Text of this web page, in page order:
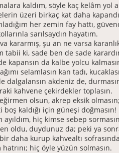
kaldım, söyle kaç kelâm yol
üzeri birkaç kat daha
her zemin fay hattı,
sarılsaydın hayatım.
kararmış, şu an ne varsa
tabii ki, sade ben de sade
kapansın da kalbe yolcu
selamlasın kan tadı,
dalgalansın akdeniz de,
kahvene çekirdekler toplasın.
olsun, akrep eksik
boş kaldığı için güneşi doğmasın!
ayıldım, hiç kimse sebep
oldu, duydunuz da; peki ya
daha kurup kahvealtı
hatrını; hiç öyle yüzün solmasın.